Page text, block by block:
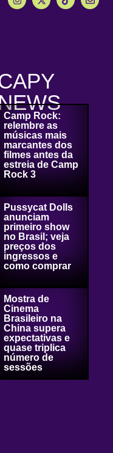
Camp Rock:
relembre as
músicas mais
marcantes dos
filmes antes da
estreia de Camp
Rock 3
Pussycat Dolls
anunciam
primeiro show
no Brasil; veja
preços dos
ingressos e
como comprar
Mostra de
Cinema
Brasileiro na
China supera
expectativas e
quase triplica
número de
sessões